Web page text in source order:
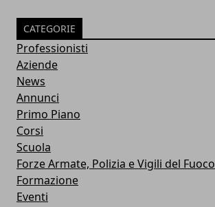
CATEGORIE
Professionisti
Aziende
News
Annunci
Primo Piano
Corsi
Scuola
Forze Armate, Polizia e Vigili del Fuoco
Formazione
Eventi